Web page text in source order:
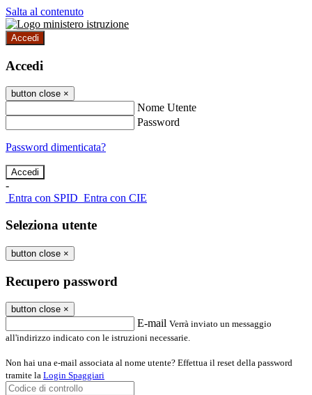
Salta al contenuto
Accedi
Accedi
button close ×
Nome Utente
Password
Password dimenticata?
-
Entra con SPID Entra con CIE
Seleziona utente
button close ×
Recupero password
button close ×
E-mail Verrà inviato un messaggio
all'indirizzo indicato con le istruzioni necessarie.
Non hai una e-mail associata al nome utente? Effettua il reset della password
tramite la Login Spaggiari